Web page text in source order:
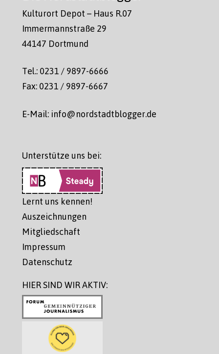
Kulturort Depot – Haus R.07
Immermannstraße 29
44147 Dortmund
Tel.: 0231 / 9897-6666
Fax: 0231 / 9897-6667
E-Mail: info@nordstadtblogger.de
Unterstütze uns bei:
Lernt uns kennen!
Auszeichnungen
Mitgliedschaft
Impressum
Datenschutz
HIER SIND WIR AKTIV: